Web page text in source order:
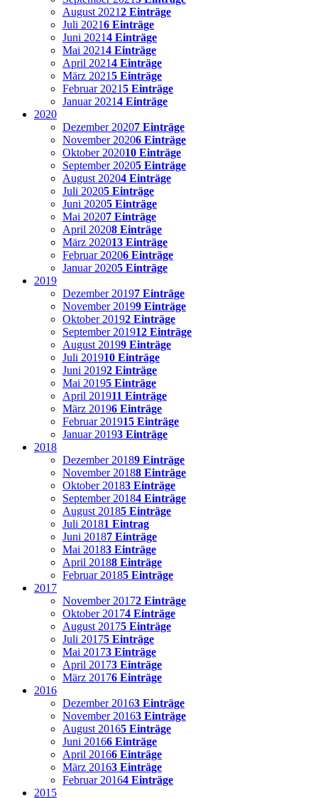
August 20212 Einträge
Juli 20216 Einträge
Juni 20214 Einträge
Mai 20214 Einträge
April 20214 Einträge
März 20215 Einträge
Februar 20215 Einträge
Januar 20214 Einträge
2020
Dezember 20207 Einträge
November 20206 Einträge
Oktober 202010 Einträge
September 20205 Einträge
August 20204 Einträge
Juli 20205 Einträge
Juni 20205 Einträge
Mai 20207 Einträge
April 20208 Einträge
März 202013 Einträge
Februar 20206 Einträge
Januar 20205 Einträge
2019
Dezember 20197 Einträge
November 20199 Einträge
Oktober 20192 Einträge
September 201912 Einträge
August 20199 Einträge
Juli 201910 Einträge
Juni 20192 Einträge
Mai 20195 Einträge
April 201911 Einträge
März 20196 Einträge
Februar 201915 Einträge
Januar 20193 Einträge
2018
Dezember 20189 Einträge
November 20188 Einträge
Oktober 20183 Einträge
September 20184 Einträge
August 20185 Einträge
Juli 20181 Eintrag
Juni 20187 Einträge
Mai 20183 Einträge
April 20188 Einträge
Februar 20185 Einträge
2017
November 20172 Einträge
Oktober 20174 Einträge
August 20175 Einträge
Juli 20175 Einträge
Mai 20173 Einträge
April 20173 Einträge
März 20176 Einträge
2016
Dezember 20163 Einträge
November 20163 Einträge
August 20165 Einträge
Juni 20166 Einträge
April 20166 Einträge
März 20163 Einträge
Februar 20164 Einträge
2015